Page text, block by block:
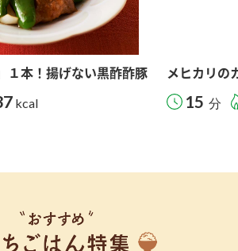
１本！揚げない黒酢酢豚
kcal
メヒカリの
15 分